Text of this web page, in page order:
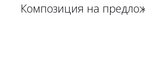
Композиция на